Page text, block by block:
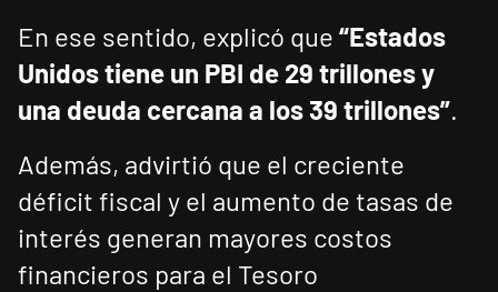
En ese sentido, explicó que “Estados
Unidos tiene un PBI de 29 trillones y
una deuda cercana a los 39 trillones”.
Además, advirtió que el creciente
déficit fiscal y el aumento de tasas de
interés generan mayores costos
financieros para el Tesoro